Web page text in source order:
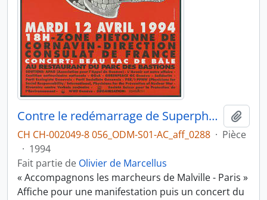
Contre le redémarrage de Superphénix
CH CH-002049-8 056_ODM-S01-AC_aff_0288 · Pièce
· 1994
Fait partie de Olivier de Marcellus
« Accompagnons les marcheurs de Malville - Paris »
Affiche pour une manifestation puis un concert du